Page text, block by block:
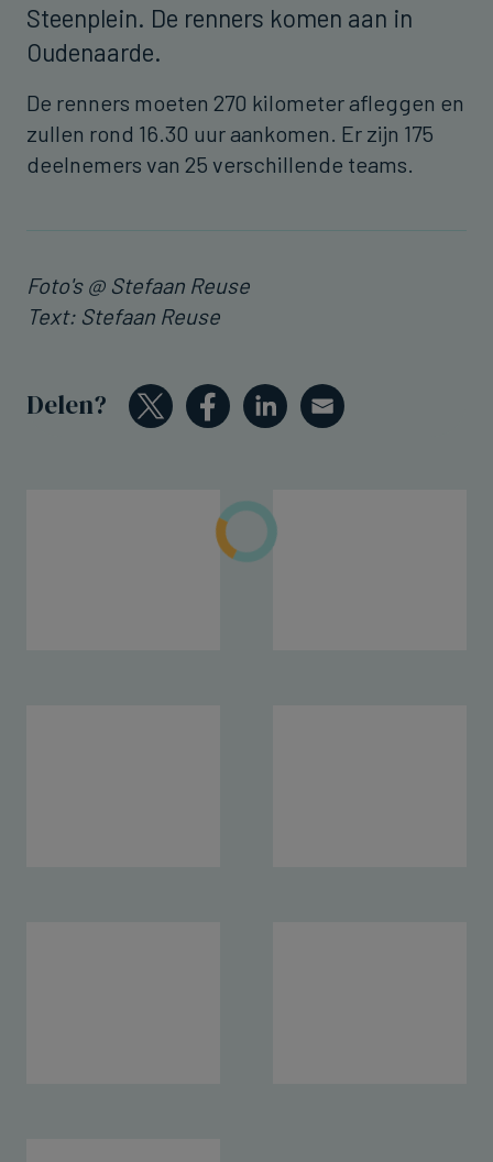
Steenplein. De renners komen aan in
Oudenaarde.
De renners moeten 270 kilometer afleggen en
zullen rond 16.30 uur aankomen. Er zijn 175
deelnemers van 25 verschillende teams.
Foto's @ Stefaan Reuse
Text: Stefaan Reuse
Delen?